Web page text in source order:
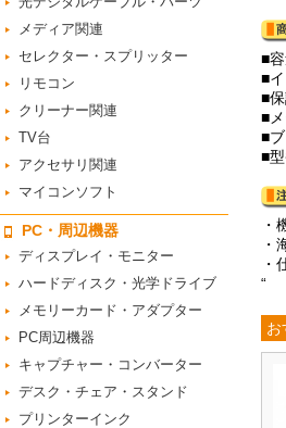
メディア関連
セレクター・スプリッター
リモコン
クリーナー関連
TV台
アクセサリ関連
マイコンソフト
PC・周辺機器
ディスプレイ・モニター
ハードディスク・光学ドライブ
メモリーカード・アダプター
PC周辺機器
キャプチャー・コンバーター
デスク・チェア・スタンド
プリンターインク
■
■
■
■
■
■
・
・
・
“
お